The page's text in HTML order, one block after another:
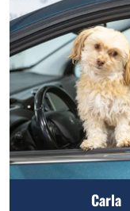
Carla